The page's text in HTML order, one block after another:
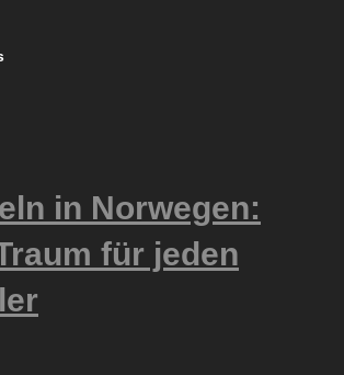
in Norwegen:
für jeden